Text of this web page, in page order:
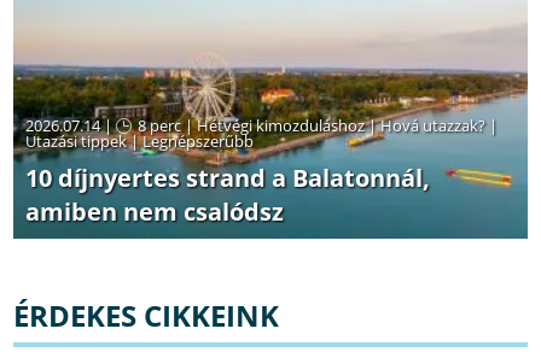
2026.07.14 | 8 perc|Hétvégi kimozduláshoz|Hová utazzak? |
Utazási tippek|Legnépszerűbb
10 díjnyertes strand a Balatonnál,
amiben nem csalódsz
ÉRDEKES CIKKEINK